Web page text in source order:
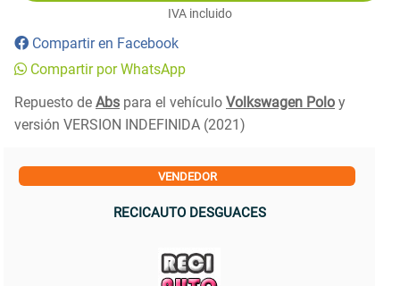
IVA incluido
Compartir en Facebook
Compartir por WhatsApp
Repuesto de Abs para el vehículo Volkswagen Polo y
versión VERSION INDEFINIDA (2021)
VENDEDOR
RECICAUTO DESGUACES